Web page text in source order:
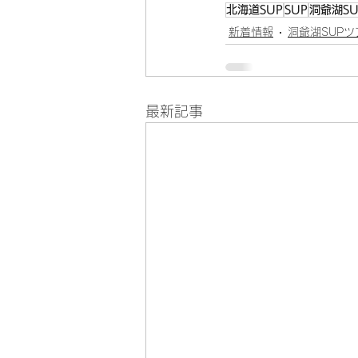
北海道SUPSUP洞爺湖
新着情報
洞爺湖SUPツ
最新記事